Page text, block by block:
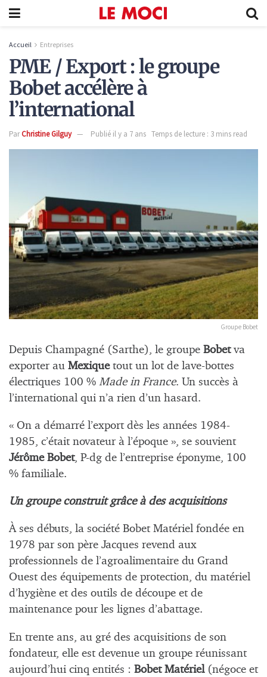
Accueil Entreprises
PME / Export : le groupe
Bobet accélère à
l’international
ParChristine Gilguy Publié il y a 7 ans Temps de lecture : 3 mins read
Groupe Bobet
Depuis Champagné (Sarthe), le groupe Bobet va
exporter au Mexiquetout un lot de lave-bottes
électriques 100 % Made in France. Un succès à
l’international qui n’a rien d’un hasard.
« On a démarré l’export dès les années 1984-
1985, c’était novateur à l’époque », se souvient
Jérôme Bobet, P-dg de l’entreprise éponyme, 100
% familiale.
Un groupe construit grâce à des acquisitions
À ses débuts, la société Bobet Matériel fondée en
1978 par son père Jacques revend aux
professionnels de l’agroalimentaire du Grand
Ouest des équipements de protection, du matériel
d’hygiène et des outils de découpe et de
maintenance pour les lignes d’abattage.
En trente ans, au gré des acquisitions de son
fondateur, elle est devenue un groupe réunissant
aujourd’hui cinq entités : Bobet Matériel (négoce et